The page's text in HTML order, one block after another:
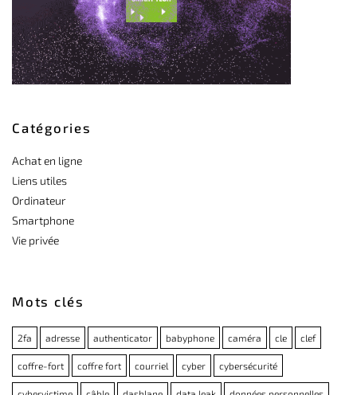
Catégories
Achat en ligne
Liens utiles
Ordinateur
Smartphone
Vie privée
Mots clés
2fa adresse authenticator babyphone caméra cle clef
coffre-fort coffre fort courriel cyber cybersécurité